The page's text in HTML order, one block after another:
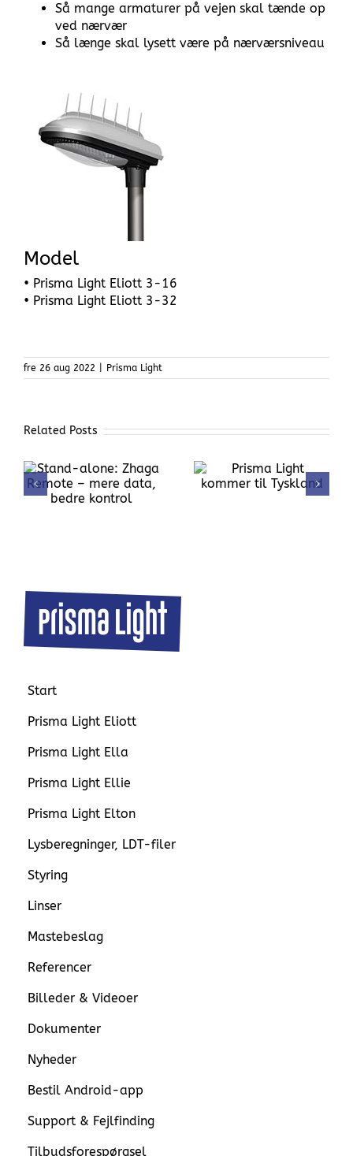
Så mange armaturer på vejen skal tænde op
ved nærvær
Så længe skal lysett være på nærværsniveau
Model
• Prisma Light Eliott 3-16
• Prisma Light Eliott 3-32
fre 26 aug 2022 Prisma Light
Related Posts
Prisma Light
kommer til
Start
Prisma Light Eliott
Prisma Light Ella
Prisma Light Ellie
Prisma Light Elton
Lysberegninger, LDT-filer
Styring
Linser
Mastebeslag
Referencer
Billeder & Videoer
Dokumenter
Nyheder
Bestil Android-app
Support & Fejlfinding
Tilbudsforespørgsel